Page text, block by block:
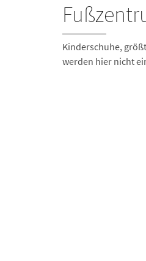
Kinderschuhe,
werden hier nicht